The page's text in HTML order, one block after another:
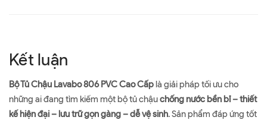
Kết luận
Bộ Tủ Chậu Lavabo 806 PVC Cao Cấplà giải pháp tối ưu cho
những ai đang tìm kiếm một bộ tủ chậuchống nước bền bỉ – thiết
kế hiện đại – lưu trữ gọn gàng – dễ vệ sinh. Sản phẩm đáp ứng tốt